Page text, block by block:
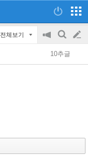
전체보기
공
지
on/off
검
색
글
쓰
10추글